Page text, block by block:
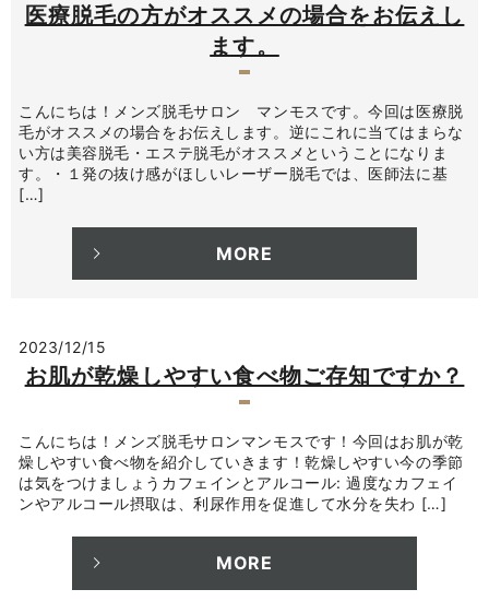
医療脱毛の方がオススメの場合をお伝えし
ます。
こんにちは！メンズ脱毛サロン マンモスです。今回は医療脱
毛がオススメの場合をお伝えします。逆にこれに当てはまらな
い方は美容脱毛・エステ脱毛がオススメということになりま
す。・１発の抜け感がほしいレーザー脱毛では、医師法に基
[…]
MORE
2023/12/15
お肌が乾燥しやすい食べ物ご存知ですか？
こんにちは！メンズ脱毛サロンマンモスです！今回はお肌が乾
燥しやすい食べ物を紹介していきます！乾燥しやすい今の季節
は気をつけましょうカフェインとアルコール: 過度なカフェイ
ンやアルコール摂取は、利尿作用を促進して水分を失わ […]
MORE